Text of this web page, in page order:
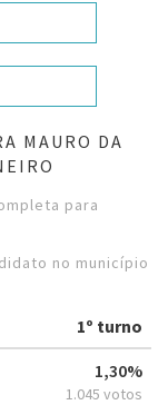
MAURO DA
para
no município
1º turno
1,30%
1.045 votos